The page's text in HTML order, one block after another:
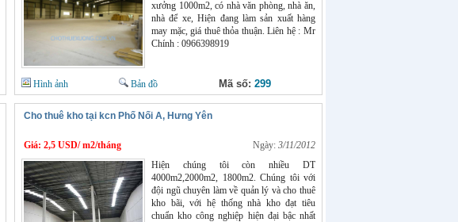
xưởng 1000m2, có nhà văn phòng, nhà ăn,
nhà để xe, Hiện đang làm sản xuất hàng
may mặc, giá thuê thỏa thuận. Liên hệ : Mr
Chính : 0966398919
Hình ảnh Bản đồ Mã số: 299
Cho thuê kho tại kcn Phố Nối A, Hưng Yên
Giá: 2,5 USD/ m2/tháng Ngày: 3/11/2012
Hiện chúng tôi còn nhiều DT
4000m2,2000m2, 1800m2. Chúng tôi với
đội ngũ chuyên làm về quản lý và cho thuê
kho bãi, với hệ thống nhà kho đạt tiêu
chuẩn kho công nghiệp hiện đại bậc nhất